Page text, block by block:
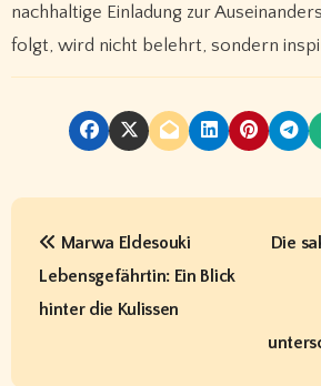
nachhaltige Einladung zur
folgt, wird nicht belehrt, sondern
P
Marwa Eldesouki
Lebensgefährtin: Ein Blick
hinter die Kulissen
Die